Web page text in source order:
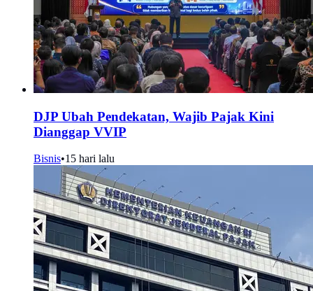
DJP Ubah Pendekatan, Wajib Pajak Kini
Dianggap VVIP
Bisnis•15 hari lalu